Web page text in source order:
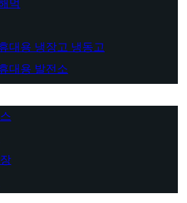
먹
대용 냉장고 냉동고
대용 발전소